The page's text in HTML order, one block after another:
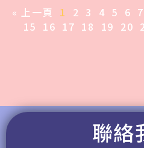
« 上一頁
1 2 3 4 5 6 7
15 16 17 18 19 20
聯絡